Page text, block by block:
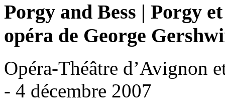
Porgy and Bess | Porgy et
opéra de George
Opéra-Théâtre d’Avignon
- 4 décembre 2007